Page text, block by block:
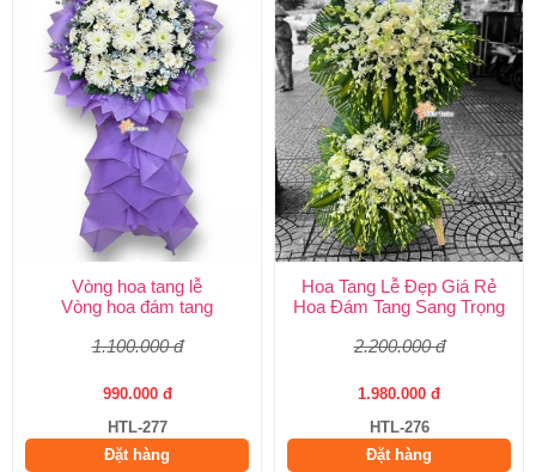
Vòng hoa tang lễ
Vòng hoa đám tang
1.100.000 đ
990.000 đ
HTL-277
Đặt hàng
Hoa Tang Lễ Đẹp Giá Rẻ
Hoa Đám Tang Sang Trọng
2.200.000 đ
1.980.000 đ
HTL-276
Đặt hàng